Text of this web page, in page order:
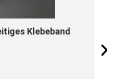
Klebeband